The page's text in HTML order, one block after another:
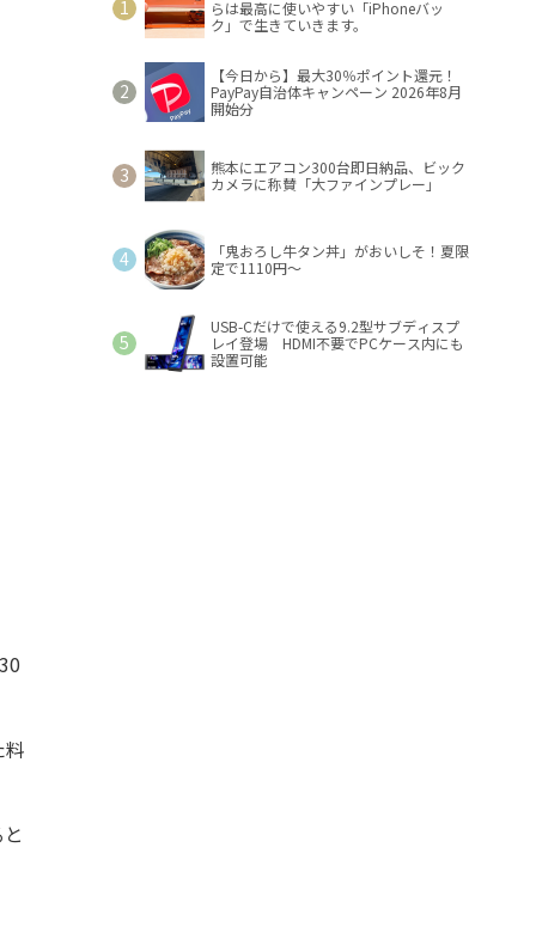
らは最高に使いやすい「iPhoneバッ
ク」で生きていきます。
【今日から】最大30％ポイント還元！
PayPay自治体キャンペーン 2026年8月
開始分
熊本にエアコン300台即日納品、ビック
カメラに称賛「大ファインプレー」
「鬼おろし牛タン丼」がおいしそ！夏限
定で1110円～
USB-Cだけで使える9.2型サブディスプ
レイ登場 HDMI不要でPCケース内にも
設置可能